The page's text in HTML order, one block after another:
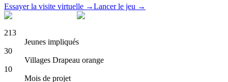
Essayer la visite virtuelle →Lancer le jeu →
213
Jeunes impliqués
30
Villages Drapeau orange
10
Mois de projet